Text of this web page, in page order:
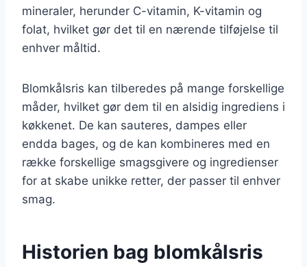
mineraler, herunder C-vitamin, K-vitamin og
folat, hvilket gør det til en nærende tilføjelse til
enhver måltid.
Blomkålsris kan tilberedes på mange forskellige
måder, hvilket gør dem til en alsidig ingrediens i
køkkenet. De kan sauteres, dampes eller
endda bages, og de kan kombineres med en
række forskellige smagsgivere og ingredienser
for at skabe unikke retter, der passer til enhver
smag.
Historien bag blomkålsris